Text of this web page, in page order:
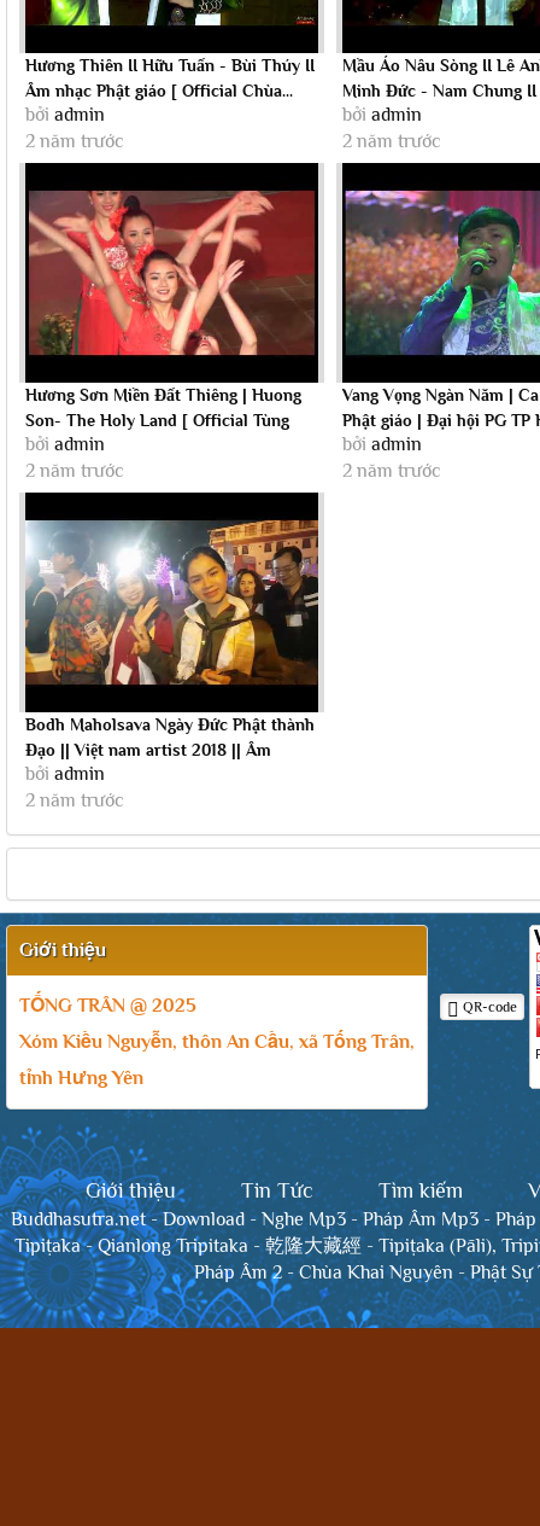
Hương Thiên II Hữu Tuấn - Bùi Thúy II
Âm nhạc Phật giáo [ Official Chùa...
bởi admin
2 năm trước
Mầu Áo Nâu Sòng II Lê
Minh Đức - Nam Chung II
Phật giáo...
bởi admin
2 năm trước
Hương Sơn Miền Đất Thiêng | Huong
Son- The Holy Land [ Official Tùng
Lâm...
bởi admin
2 năm trước
Vang Vọng Ngàn Năm |
Phật giáo | Đại hội PG TP
bởi admin
2 năm trước
Bodh Maholsava Ngày Đức Phật thành
Đạo || Việt nam artist 2018 || Âm
nhạc...
bởi admin
2 năm trước
Giới thiệu
TỐNG TRÂN @ 2025
Xóm Kiều Nguyễn, thôn An Cầu, xã Tống Trân,
tỉnh Hưng Yên
QR-code
Giới thiệu Tin Tức Tìm kiếm
Buddhasutra.net-Download - Nghe Mp3-Pháp Âm Mp3-
Tipiṭaka-Qianlong Tripitaka - 乾隆大藏經- Tipiṭaka (Pāli),
Pháp Âm 2 -Chùa Khai Nguyên -Phật Sự